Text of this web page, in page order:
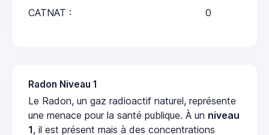
CATNAT : 0
Radon Niveau 1
Le Radon, un gaz radioactif naturel, représente
une menace pour la santé publique. À un niveau
1, il est présent mais à des concentrations